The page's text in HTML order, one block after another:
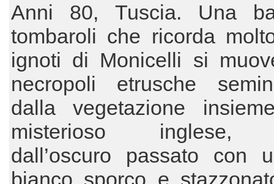
Anni 80, Tuscia. Una
tombaroli che ricorda
ignoti di Monicelli si
necropoli etrusche
dalla vegetazione
misterioso inglese,
dall’oscuro passato con
bianco sporco e